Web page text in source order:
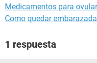
Medicamentos para
Como quedar
1 respuesta